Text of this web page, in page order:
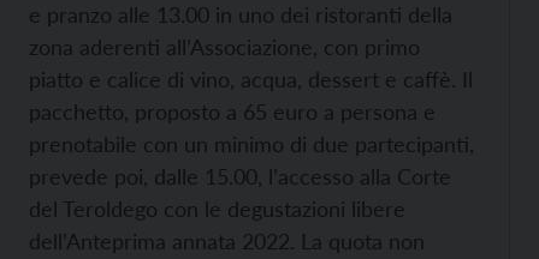
e pranzo alle 13.00 in uno dei ristoranti della
zona aderenti all’Associazione, con primo
piatto e calice di vino, acqua, dessert e caffè. Il
pacchetto, proposto a 65 euro a persona e
prenotabile con un minimo di due partecipanti,
prevede poi, dalle 15.00, l’accesso alla Corte
del Teroldego con le degustazioni libere
dell’Anteprima annata 2022. La quota non